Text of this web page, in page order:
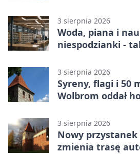
3 sierpnia 2026
Woda, piana i
niespodzianki -
3 sierpnia 2026
Syreny, flagi i 50
Wolbrom oddał
3 sierpnia 2026
Nowy przystanek
zmienia trasę